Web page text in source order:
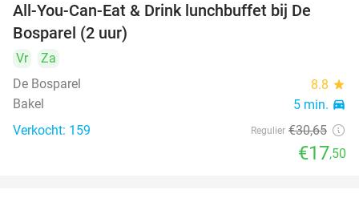
43%
All-You-Can-Eat & Drink lunchbuffet bij De
Bosparel (2 uur)
Vr
Za
De Bosparel
8.8 star
Bakel 5 min. directions_car
Verkocht: 159 Regulier €30,65
€17,50